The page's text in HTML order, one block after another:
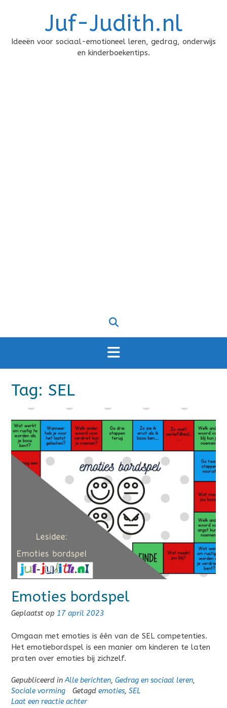
Juf-Judith.nl
Ideeën voor sociaal-emotioneel leren, gedrag, onderwijs
en kinderboekentips.
Tag: SEL
Emoties bordspel
Geplaatst op 17 april 2023
Omgaan met emoties is één van de SEL competenties.
Het emotiebordspel is een manier om kinderen te laten
praten over emoties bij zichzelf.
Gepubliceerd inAlle berichten, Gedrag en sociaal leren,
Sociale vorming
Getagd emoties, SEL
Laat een reactie achter